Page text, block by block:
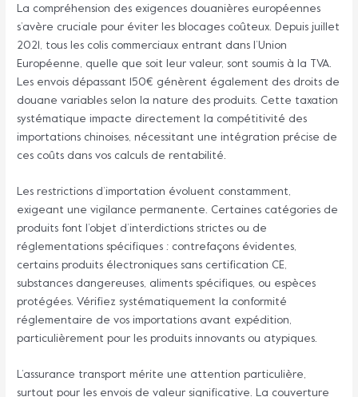
La compréhension des exigences douanières européennes
s’avère cruciale pour éviter les blocages coûteux. Depuis juillet
2021, tous les colis commerciaux entrant dans l’Union
Européenne, quelle que soit leur valeur, sont soumis à la TVA.
Les envois dépassant 150€ génèrent également des droits de
douane variables selon la nature des produits. Cette taxation
systématique impacte directement la compétitivité des
importations chinoises, nécessitant une intégration précise de
ces coûts dans vos calculs de rentabilité.
Les restrictions d’importation évoluent constamment,
exigeant une vigilance permanente. Certaines catégories de
produits font l’objet d’interdictions strictes ou de
réglementations spécifiques : contrefaçons évidentes,
certains produits électroniques sans certification CE,
substances dangereuses, aliments spécifiques, ou espèces
protégées. Vérifiez systématiquement la conformité
réglementaire de vos importations avant expédition,
particulièrement pour les produits innovants ou atypiques.
L’assurance transport mérite une attention particulière,
surtout pour les envois de valeur significative. La couverture